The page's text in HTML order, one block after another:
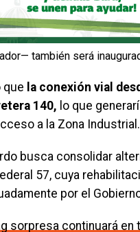
también será
que la conexión vial
140, lo que
a la Zona Industrial.
busca consolidar
57, cuya
por el
sorpresa continuará en